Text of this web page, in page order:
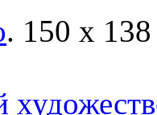
. 150 x 138